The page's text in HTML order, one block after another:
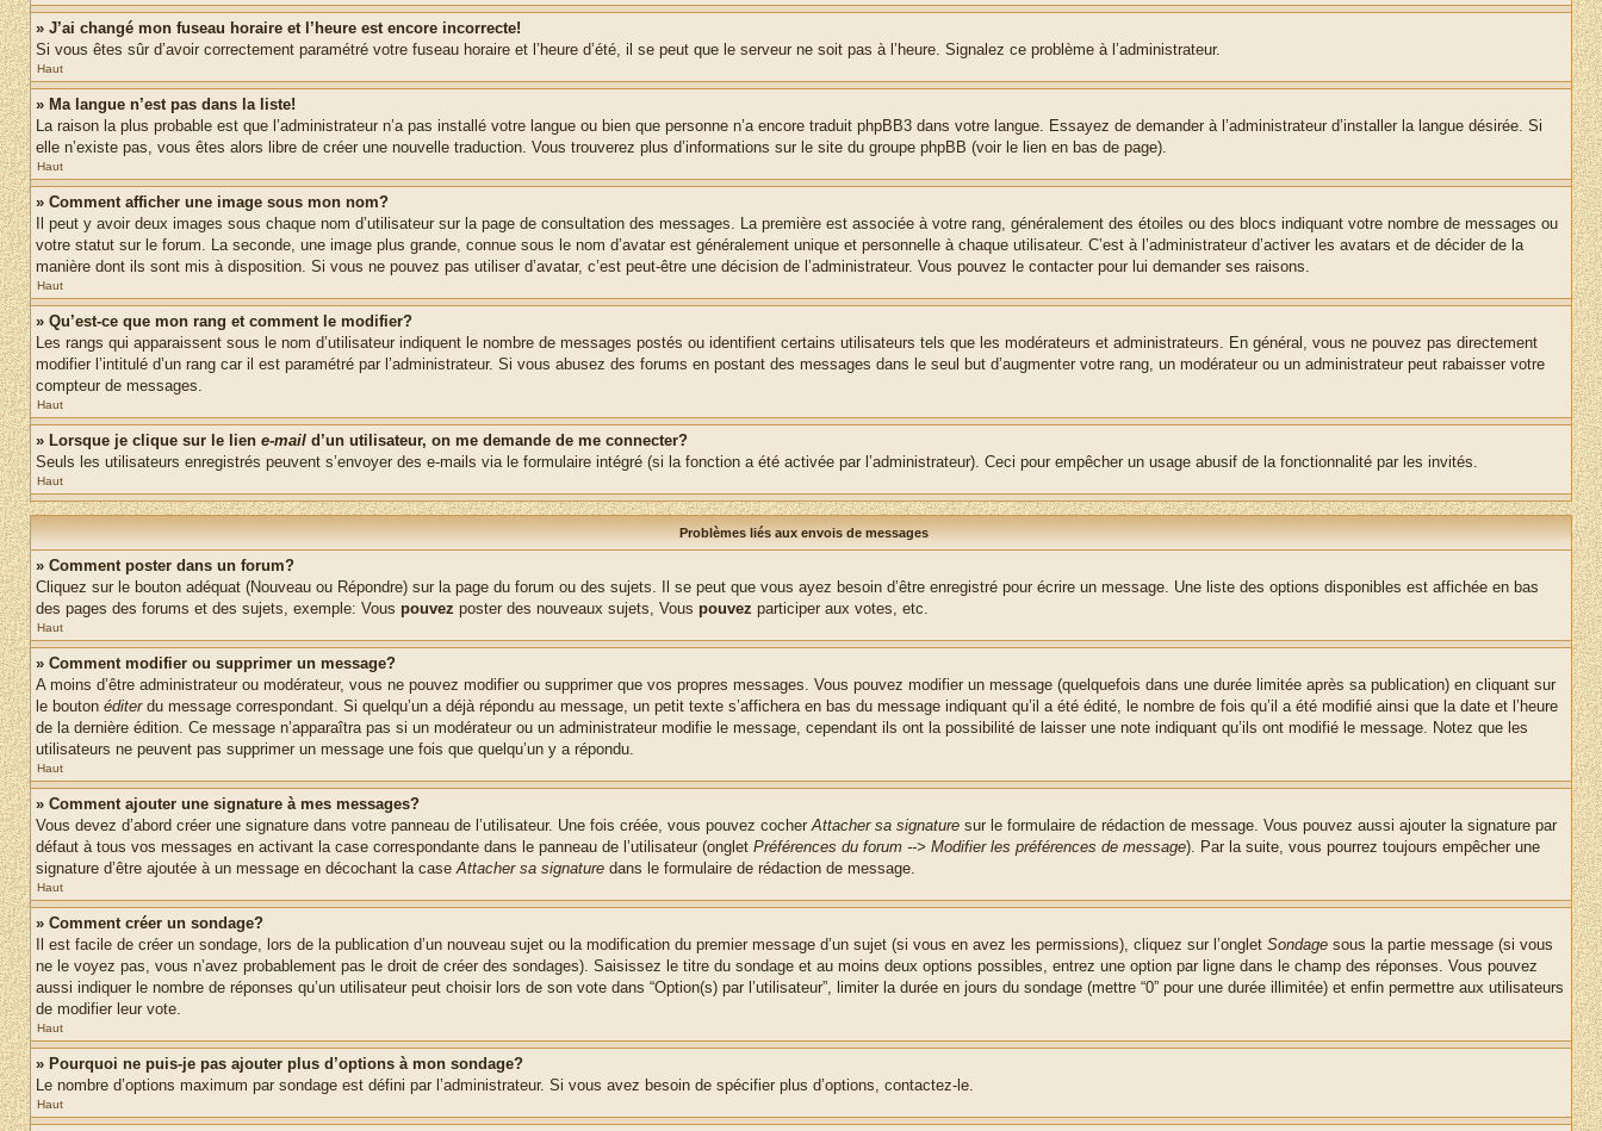
» J’ai changé mon fuseau horaire et l’heure est encore incorrecte!
Si vous êtes sûr d’avoir correctement paramétré votre fuseau horaire et l’heure d’été, il se peut que le serveur ne soit pas à l’heure. Signalez ce problème à l’administrateur.
Haut
» Ma langue n’est pas dans la liste!
La raison la plus probable est que l’administrateur n’a pas installé votre langue ou bien que personne n’a encore traduit phpBB3 dans votre langue. Essayez de demander à l’administrateur d’installer la langue désirée. Si
elle n’existe pas, vous êtes alors libre de créer une nouvelle traduction. Vous trouverez plus d’informations sur le site du groupe phpBB (voir le lien en bas de page).
Haut
» Comment afficher une image sous mon nom?
Il peut y avoir deux images sous chaque nom d’utilisateur sur la page de consultation des messages. La première est associée à votre rang, généralement des étoiles ou des blocs indiquant votre nombre de messages ou
votre statut sur le forum. La seconde, une image plus grande, connue sous le nom d’avatar est généralement unique et personnelle à chaque utilisateur. C’est à l’administrateur d’activer les avatars et de décider de la
manière dont ils sont mis à disposition. Si vous ne pouvez pas utiliser d’avatar, c’est peut-être une décision de l’administrateur. Vous pouvez le contacter pour lui demander ses raisons.
Haut
» Qu’est-ce que mon rang et comment le modifier?
Les rangs qui apparaissent sous le nom d’utilisateur indiquent le nombre de messages postés ou identifient certains utilisateurs tels que les modérateurs et administrateurs. En général, vous ne pouvez pas directement
modifier l’intitulé d’un rang car il est paramétré par l’administrateur. Si vous abusez des forums en postant des messages dans le seul but d’augmenter votre rang, un modérateur ou un administrateur peut rabaisser votre
compteur de messages.
Haut
» Lorsque je clique sur le lien e-mail d’un utilisateur, on me demande de me connecter?
Seuls les utilisateurs enregistrés peuvent s’envoyer des e-mails via le formulaire intégré (si la fonction a été activée par l’administrateur). Ceci pour empêcher un usage abusif de la fonctionnalité par les invités.
Haut
Problèmes liés aux envois de messages
» Comment poster dans un forum?
Cliquez sur le bouton adéquat (Nouveau ou Répondre) sur la page du forum ou des sujets. Il se peut que vous ayez besoin d’être enregistré pour écrire un message. Une liste des options disponibles est affichée en bas
des pages des forums et des sujets, exemple: Vous pouvez poster des nouveaux sujets, Vous pouvez participer aux votes, etc.
Haut
» Comment modifier ou supprimer un message?
A moins d’être administrateur ou modérateur, vous ne pouvez modifier ou supprimer que vos propres messages. Vous pouvez modifier un message (quelquefois dans une durée limitée après sa publication) en cliquant sur
le bouton éditerdu message correspondant. Si quelqu’un a déjà répondu au message, un petit texte s’affichera en bas du message indiquant qu’il a été édité, le nombre de fois qu’il a été modifié ainsi que la date et l’heure
de la dernière édition. Ce message n’apparaîtra pas si un modérateur ou un administrateur modifie le message, cependant ils ont la possibilité de laisser une note indiquant qu’ils ont modifié le message. Notez que les
utilisateurs ne peuvent pas supprimer un message une fois que quelqu’un y a répondu.
Haut
» Comment ajouter une signature à mes messages?
Vous devez d’abord créer une signature dans votre panneau de l’utilisateur. Une fois créée, vous pouvez cocherAttacher sa signature sur le formulaire de rédaction de message. Vous pouvez aussi ajouter la signature par
défaut à tous vos messages en activant la case correspondante dans le panneau de l’utilisateur (onglet Préférences du forum --> Modifier les préférences de message). Par la suite, vous pourrez toujours empêcher une
signature d’être ajoutée à un message en décochant la caseAttacher sa signature dans le formulaire de rédaction de message.
Haut
» Comment créer un sondage?
Il est facile de créer un sondage, lors de la publication d’un nouveau sujet ou la modification du premier message d’un sujet (si vous en avez les permissions), cliquez sur l’onglet Sondage sous la partie message (si vous
ne le voyez pas, vous n’avez probablement pas le droit de créer des sondages). Saisissez le titre du sondage et au moins deux options possibles, entrez une option par ligne dans le champ des réponses. Vous pouvez
aussi indiquer le nombre de réponses qu’un utilisateur peut choisir lors de son vote dans “Option(s) par l’utilisateur”, limiter la durée en jours du sondage (mettre “0” pour une durée illimitée) et enfin permettre aux utilisateurs
de modifier leur vote.
Haut
» Pourquoi ne puis-je pas ajouter plus d’options à mon sondage?
Le nombre d’options maximum par sondage est défini par l’administrateur. Si vous avez besoin de spécifier plus d’options, contactez-le.
Haut